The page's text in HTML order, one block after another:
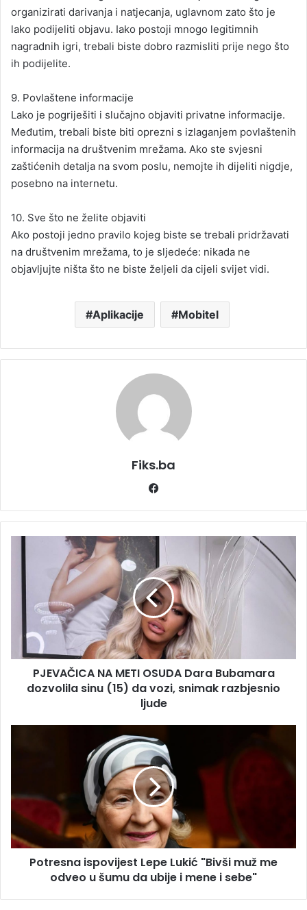
organizirati darivanja i natjecanja, uglavnom zato što je
lako podijeliti objavu. Iako postoji mnogo legitimnih
nagradnih igri, trebali biste dobro razmisliti prije nego što
ih podijelite.
9. Povlaštene informacije
Lako je pogriješiti i slučajno objaviti privatne informacije.
Međutim, trebali biste biti oprezni s izlaganjem povlaštenih
informacija na društvenim mrežama. Ako ste svjesni
zaštićenih detalja na svom poslu, nemojte ih dijeliti nigdje,
posebno na internetu.
10. Sve što ne želite objaviti
Ako postoji jedno pravilo kojeg biste se trebali pridržavati
na društvenim mrežama, to je sljedeće: nikada ne
objavljujte ništa što ne biste željeli da cijeli svijet vidi.
Aplikacije Mobitel
Fiks.ba
Bubamara
dozvolila
sinu
(15)
vozi,
ljude
PJEVAČICA NA METI OSUDA Dara Bubamara
dozvolila sinu (15) da vozi, snimak razbjesnio
ljude
muž
me
odveo
u
šumu
i
Potresna ispovijest Lepe Lukić "Bivši muž me
odveo u šumu da ubije i mene i sebe"